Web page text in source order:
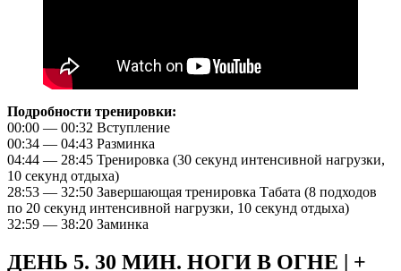
Подробности тренировки:
00:00 — 00:32 Вступление
00:34 — 04:43 Разминка
04:44 — 28:45 Тренировка (30 секунд интенсивной нагрузки,
10 секунд отдыха)
28:53 — 32:50 Завершающая тренировка Табата (8 подходов
по 20 секунд интенсивной нагрузки, 10 секунд отдыха)
32:59 — 38:20 Заминка
ДЕНЬ 5. 30 МИН. НОГИ В ОГНЕ | +